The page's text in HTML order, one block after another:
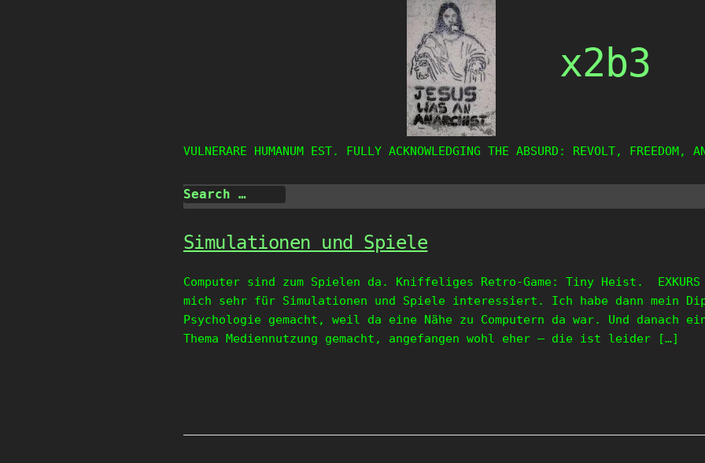
x2b3
VULNERARE HUMANUM EST. FULLY ACKNOWLEDGING THE ABSURD: REVOLT, FREEDOM,
Simulationen und Spiele
Computer sind zum Spielen da. Kniffeliges Retro-Game: Tiny Heist.
mich sehr für Simulationen und Spiele interessiert. Ich habe dann mein
Psychologie gemacht, weil da eine Nähe zu Computern da war. Und danach
Thema Mediennutzung gemacht, angefangen wohl eher – die ist leider […]